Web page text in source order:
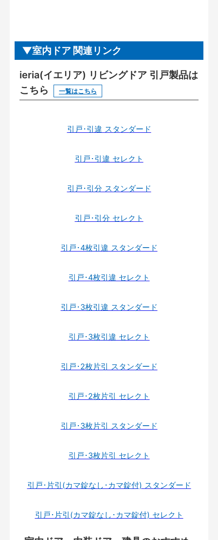
室内ドア 関連リンク
ieria(イエリア) リビングドア 引戸製品は
こちら
一覧はこちら
引戸･引違 スタンダード
引戸･引違 セレクト
引戸･引分 スタンダード
引戸･引分 セレクト
引戸･4枚引違 スタンダード
引戸･4枚引違 セレクト
引戸･3枚引違 スタンダード
引戸･3枚引違 セレクト
引戸･2枚片引 スタンダード
引戸･2枚片引 セレクト
引戸･3枚片引 スタンダード
引戸･3枚片引 セレクト
引戸･片引(カマ錠なし･カマ錠付) スタンダード
引戸･片引(カマ錠なし･カマ錠付) セレクト